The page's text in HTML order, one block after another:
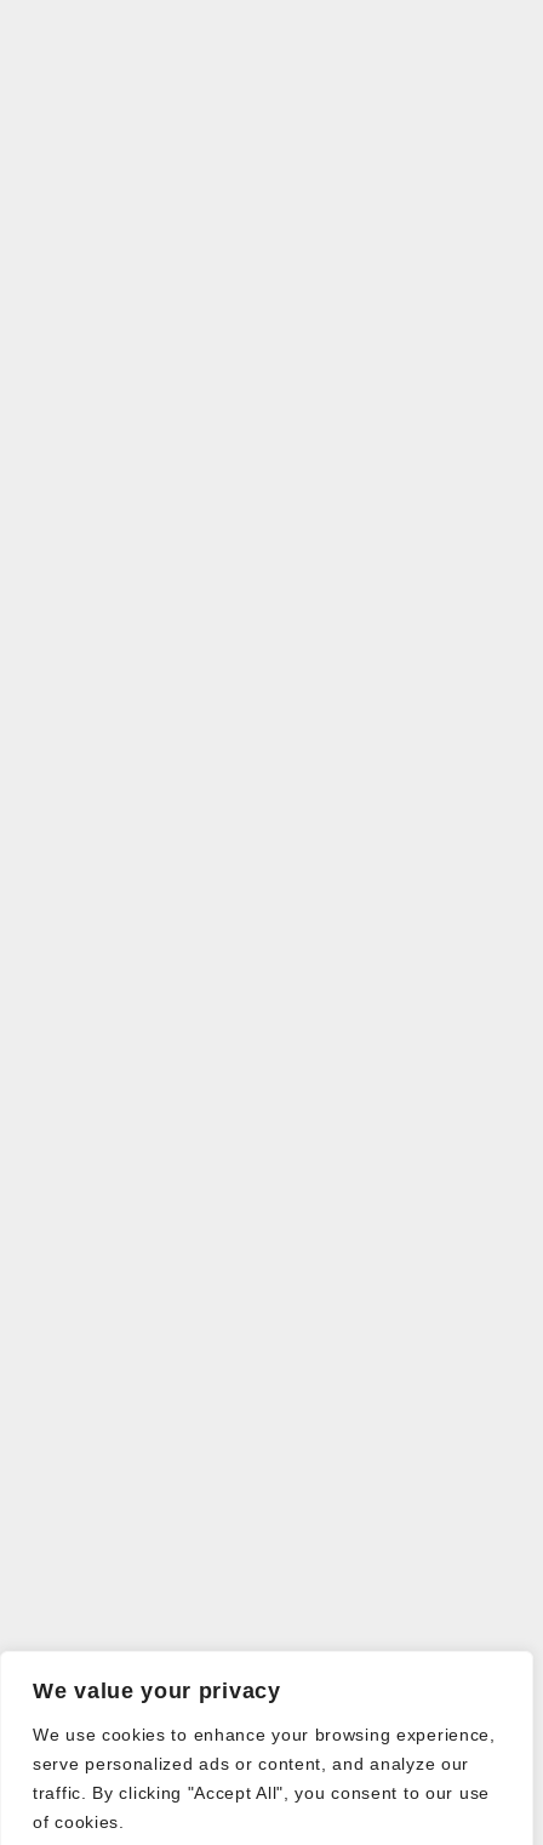
We value your privacy
We use cookies to enhance your browsing experience,
serve personalized ads or content, and analyze our
traffic. By clicking "Accept All", you consent to our use
of cookies.